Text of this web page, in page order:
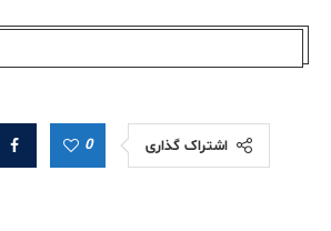
اشتراک گذاری 0